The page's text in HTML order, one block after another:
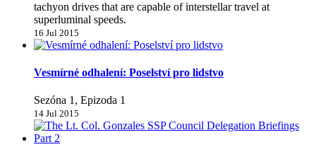
tachyon drives that are capable of interstellar travel at
superluminal speeds.
16 Jul 2015
Vesmírné odhalení: Poselství pro lidstvo
Sezóna 1, Epizoda 1
14 Jul 2015